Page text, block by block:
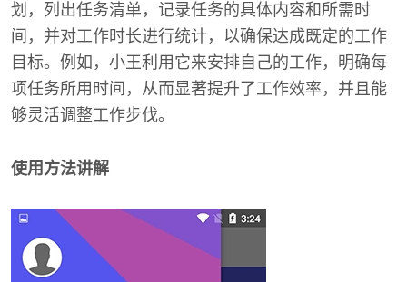
划，列出任务清单，记录任务的具体内容和所需时
间，并对工作时长进行统计，以确保达成既定的工作
目标。例如，小王利用它来安排自己的工作，明确每
项任务所用时间，从而显著提升了工作效率，并且能
够灵活调整工作步伐。
使用方法讲解